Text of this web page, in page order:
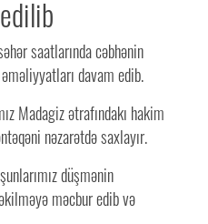
saatlarında cəbhənin
davam edib.
Madagiz ətrafındakı hakim
nəzarətdə saxlayır.
düşmənin
məcbur edib və